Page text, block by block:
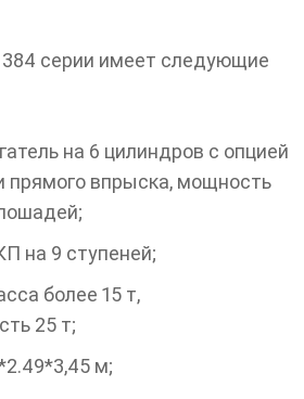
серии имеет следующие
на 6 цилиндров с опцией
прямого впрыска, мощность
на 9 ступеней;
более 15 т,
25 т;
м;